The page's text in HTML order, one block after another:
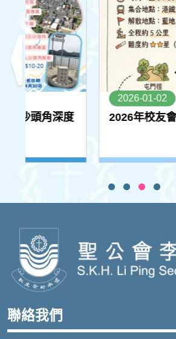
2026-01-02
2026年校友會行山活動
聯絡我們